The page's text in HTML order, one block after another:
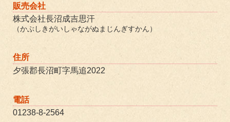
販売会社
株式会社長沼成吉思汗
（かぶしきがいしゃながぬまじんぎすかん）
住所
夕張郡長沼町字馬追2022
電話
01238-8-2564